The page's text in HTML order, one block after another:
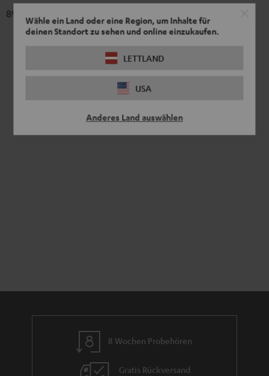
Wähle ein Land oder eine Region, um Inhalte für
deinen Standort zu sehen und online einzukaufen.
LETTLAND
USA
Anderes Land auswählen
899,
8 Wochen Probehören
Gratis Rückversand